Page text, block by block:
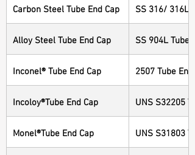
Carbon Steel Tube End Cap SS 316/ 316L
Alloy Steel Tube End Cap SS 904L Tube
Inconel® Tube End Cap 2507 Tube End
Incoloy®Tube End Cap UNS S32205
Monel®Tube End Cap UNS S31803